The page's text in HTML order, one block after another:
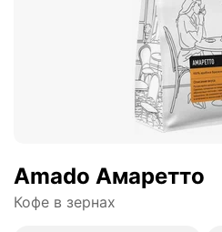
Amado Амаретто
Кофе в зернах